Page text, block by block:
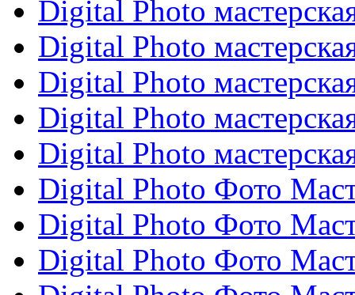
Digital Photo
Digital Photo
Digital Photo
Digital Photo
Digital Photo
Digital Photo Фото
Digital Photo Фото
Digital Photo Фото